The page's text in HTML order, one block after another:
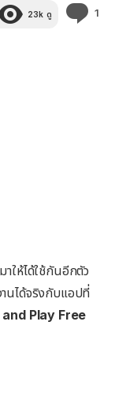
23k ดู 1
ให้ได้ใช้กันอีกตัว
านได้จริงกับแอปที่
Play Free